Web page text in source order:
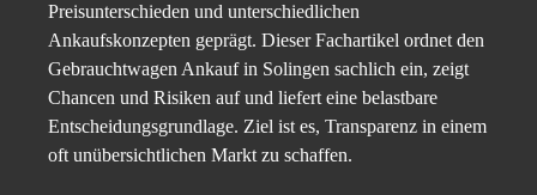
Preisunterschieden und unterschiedlichen
Ankaufskonzepten geprägt. Dieser Fachartikel ordnet den
Gebrauchtwagen Ankauf in Solingen sachlich ein, zeigt
Chancen und Risiken auf und liefert eine belastbare
Entscheidungsgrundlage. Ziel ist es, Transparenz in einem
oft unübersichtlichen Markt zu schaffen.